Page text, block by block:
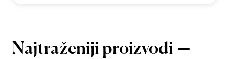
Najtraženiji proizvodi —